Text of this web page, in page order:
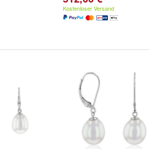
Kostenloser Versand